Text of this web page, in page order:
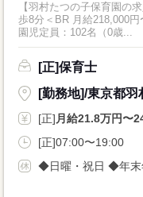
【羽村たつの子保育園の
歩8分＜BR 月給218,000
園児定員：102名（0歳...
[正]保育士
[勤務地]/東京都羽
[正]月給21.8万円〜
[正]07:00〜19:00